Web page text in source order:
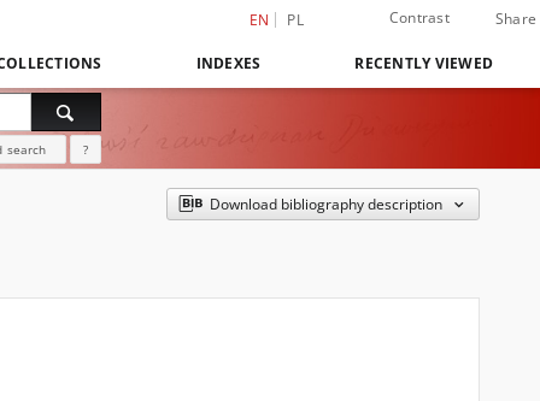
EN PL Contrast Share
INDEXES RECENTLY VIEWED
search ?
Download bibliography description